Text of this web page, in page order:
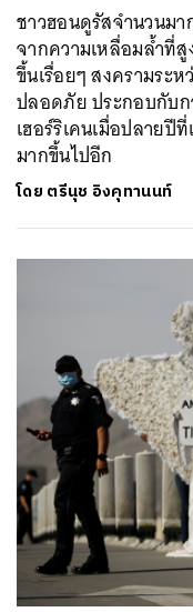
ชาวฮอนดูรัสจำนวนม
จากความเหลื่อมล้ำที่
ขึ้นเรื่อยๆ สงครามระ
ปลอดภัย ประกอบกับก
เฮอร์ริเคนเมื่อปลายปี
มากขึ้นไปอีก
โดย ตรีนุช อิงคุทานนท์